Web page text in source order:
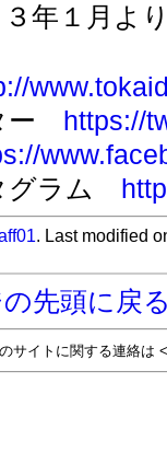
年１月よ
ー https://
グラム
. Last modified
先頭に戻
サイトに関する連絡は